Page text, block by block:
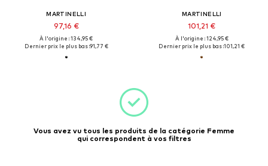
MARTINELLI
97,16 €
À l'origine : 134,95 €
Dernier prix le plus bas :91,77 €
MARTINELLI
101,21 €
À l'origine : 124,95 €
Dernier prix le plus bas :101,21 €
Vous avez vu tous les produits de la catégorie Femme
qui correspondent à vos filtres